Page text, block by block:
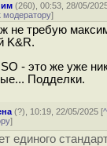
(260), 00:53, 28/05/
модератору]
не требую
K&R.
- это же уже
Подделки.
(?), 10:19, 22/05/2025 [^
]
единого